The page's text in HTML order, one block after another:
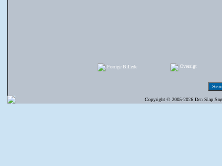
Forrige Billede Oversigt
Copyright © 2005-2026 Den Slap